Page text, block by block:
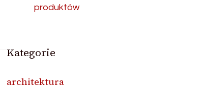
produktów
Kategorie
architektura